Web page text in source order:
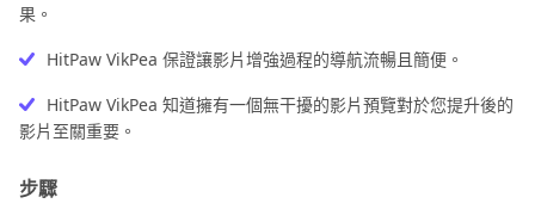
果。
HitPaw VikPea 保證讓影片增強過程的導航流暢且簡便。
HitPaw VikPea 知道擁有一個無干擾的影片預覽對於您提升後的
影片至關重要。
步驟